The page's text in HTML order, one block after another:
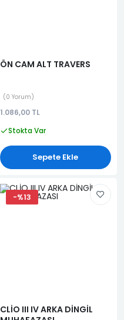
ÖN CAM ALT TRAVERS
0 Yorum
1.086,00 TL
Stokta Var
Sepete Ekle
-%13
CLİO III IV ARKA DİNGİL